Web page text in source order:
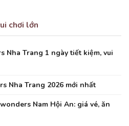
chơi lớn
Nha Trang 1 ngày tiết kiệm, vui
Nha Trang 2026 mới nhất
Nam Hội An: giá vé, ăn